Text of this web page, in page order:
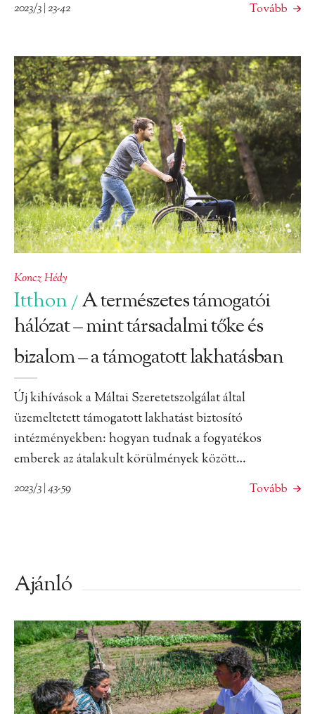
2023/3 | 23-42 Tovább
Koncz Hédy
Itthon/A természetes támogatói
hálózat – mint társadalmi tőke és
bizalom – a támogatott lakhatásban
Új kihívások a Máltai Szeretetszolgálat által
üzemeltetett támogatott lakhatást biztosító
intézményekben: hogyan tudnak a fogyatékos
emberek az átalakult körülmények között…
2023/3 | 43-59 Tovább
Ajánló